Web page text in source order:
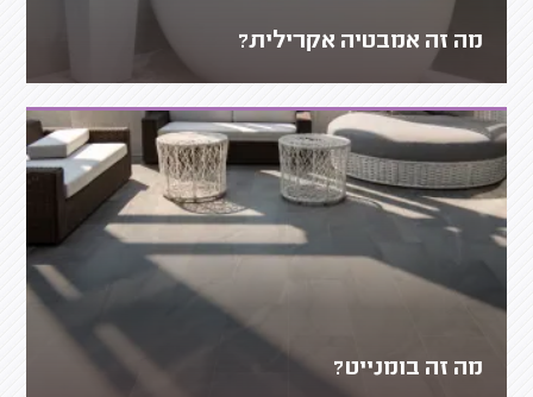
מה זה אמבטיה אקרילית?
מה זה בומנייט?